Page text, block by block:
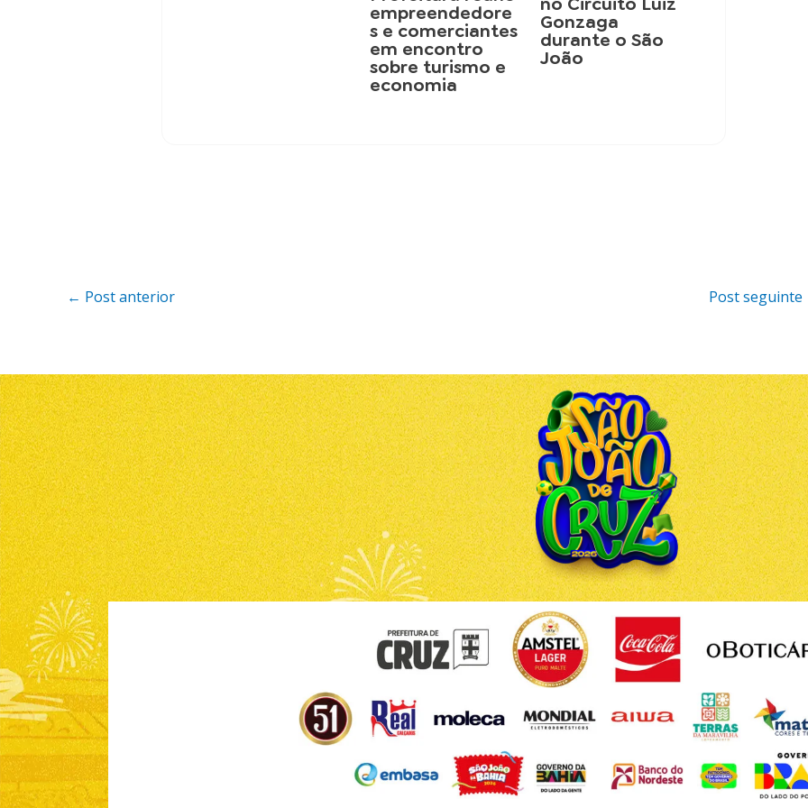
empreendedore
s e comerciantes
em encontro
sobre turismo e
economia
Gonzaga
durante o São
João
← Post anterior Post seguinte